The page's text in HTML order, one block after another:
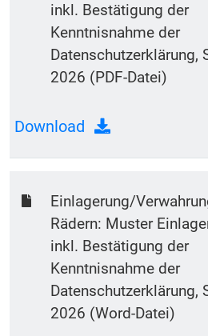
inkl. Bestätigung der
Kenntnisnahme der
Datenschutzerklärung,
2026 (PDF-Datei)
Download
Einlagerung/
Rädern: Muster
inkl. Bestätigung der
Kenntnisnahme der
Datenschutzerklärung,
2026 (Word-Datei)